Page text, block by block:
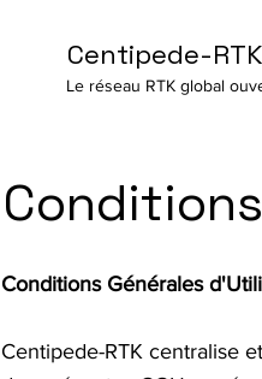
Centipede-RTK
Le réseau RTK global
Conditions Générales
Centipede-RTK centralise